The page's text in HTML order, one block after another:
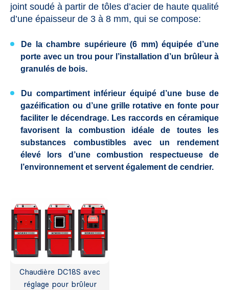
joint soudé à partir de tôles d’acier de haute qualité
d’une épaisseur de 3 à 8 mm, qui se compose:
De la chambre supérieure (6 mm) équipée d’une
porte avec un trou pour l’installation d’un brûleur à
granulés de bois.
Du compartiment inférieur équipé d’une buse de
gazéification ou d’une grille rotative en fonte pour
faciliter le décendrage. Les raccords en céramique
favorisent la combustion idéale de toutes les
substances combustibles avec un rendement
élevé lors d’une combustion respectueuse de
l’environnement et servent également de cendrier.
Chaudière DC18S avec
réglage pour brûleur